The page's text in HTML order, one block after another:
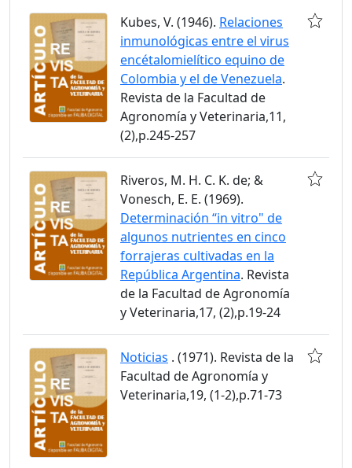
Kubes, V. (1946). Relaciones
inmunológicas entre el virus
encétalomielítico equino de
Colombia y el de Venezuela.
Revista de la Facultad de
Agronomía y Veterinaria,11,
(2),p.245-257
Riveros, M. H. C. K. de; &
Vonesch, E. E. (1969).
Determinación “in vitro" de
algunos nutrientes en cinco
forrajeras cultivadas en la
República Argentina. Revista
de la Facultad de Agronomía
y Veterinaria,17, (2),p.19-24
Noticias . (1971). Revista de la
Facultad de Agronomía y
Veterinaria,19, (1-2),p.71-73